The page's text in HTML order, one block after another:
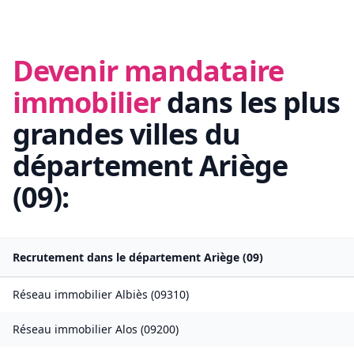
Devenir mandataire
immobilierdans les plus
grandes villes du
départementAriège
(09):
Recrutement dans le département Ariège (09)
Réseau immobilier Albiès (09310)
Réseau immobilier Alos (09200)